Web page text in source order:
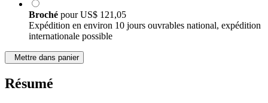
Broché pourUS$ 121,05
Expédition en environ 10 jours ouvrables national, expédition
internationale possible
Mettre dans panier
Résumé